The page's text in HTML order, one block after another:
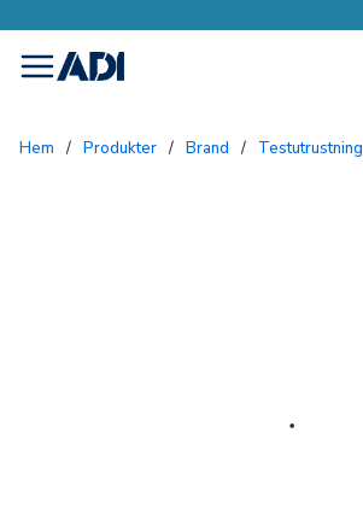
menu
Hem / Produkter / Brand / Testutrustning